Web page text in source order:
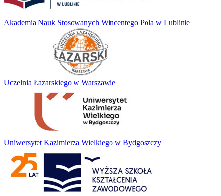
Akademia Nauk Stosowanych Wincentego Pola w Lublinie
Uczelnia Łazarskiego w Warszawie
Uniwersytet Kazimierza Wielkiego w Bydgoszczy